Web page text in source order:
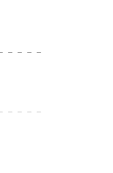
－－－－
－－－－